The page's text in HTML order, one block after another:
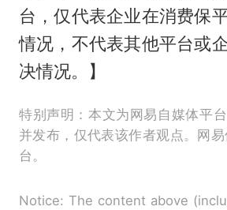
台，仅代表企业在消费保
情况，不代表其他平台或
决情况。】
特别声明：本文为网易自媒体平
并发布，仅代表该作者观点。网
台。
Notice: The content above